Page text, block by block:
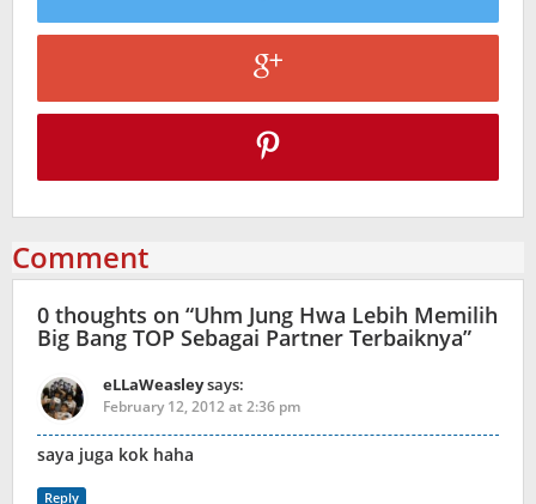
Comment
0 thoughts on “Uhm Jung Hwa Lebih Memilih
Big Bang TOP Sebagai Partner Terbaiknya”
eLLaWeasleysays:
February 12, 2012 at 2:36 pm
saya juga kok haha
Reply